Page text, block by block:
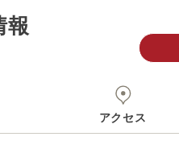
報
アクセス